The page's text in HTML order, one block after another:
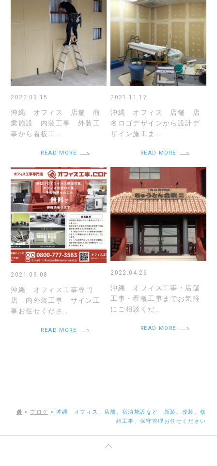
2022.03.15
沖縄 オフィス 店舗 商
業施設 内装工事 外装工
事から看板工…
READ MORE
2021.11.17
沖縄 オフィス 店舗 店
名ロゴデザインから設計デ
ザイン施工ま…
READ MORE
2021.09.08
沖縄 オフィス工事専門
店 内外装工事 サイン工
事お任せくださ…
READ MORE
2022.04.26
沖縄 オフィス工事・店舗
工事・看板工事までお気軽
にご相談くだ…
READ MORE
> ブログ > 沖縄 オフィス、店舗、宿泊施設など 新装、改装、修
繕工事、保守管理お任せください